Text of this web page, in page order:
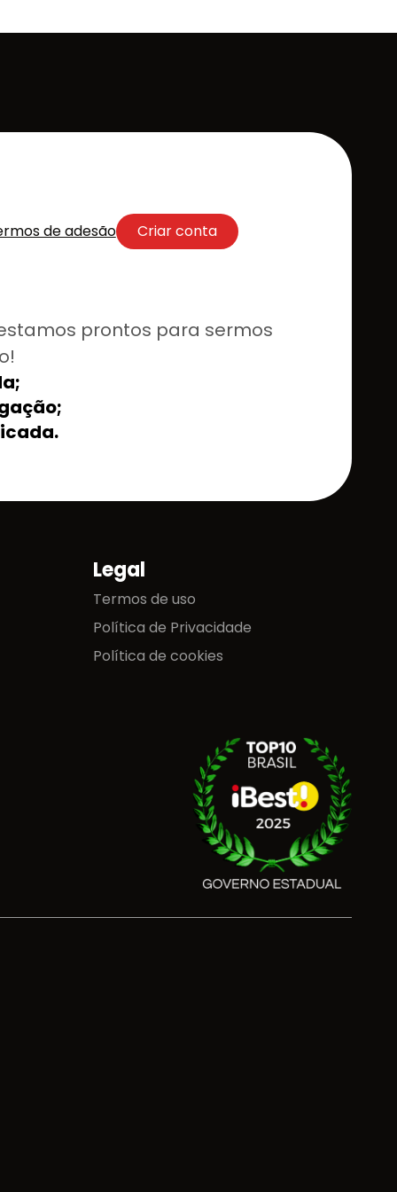
de adesão Criar conta
prontos para sermos
Legal
Termos de uso
Política de Privacidade
Política de cookies